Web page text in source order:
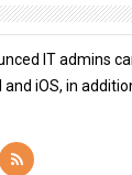
IT admins
iOS, in